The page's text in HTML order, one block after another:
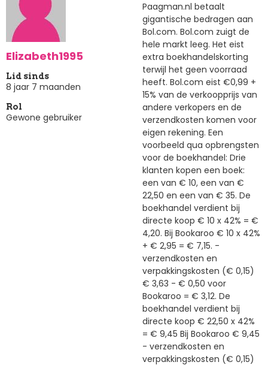
Elizabeth1995
Lid sinds
8 jaar 7 maanden
Rol
Gewone gebruiker
Paagman.nl betaalt
gigantische bedragen aan
Bol.com. Bol.com zuigt de
hele markt leeg. Het eist
extra boekhandelskorting
terwijl het geen voorraad
heeft. Bol.com eist €0,99 +
15% van de verkoopprijs van
andere verkopers en de
verzendkosten komen voor
eigen rekening. Een
voorbeeld qua opbrengsten
voor de boekhandel: Drie
klanten kopen een boek:
een van € 10, een van €
22,50 en een van € 35. De
boekhandel verdient bij
directe koop € 10 x 42% = €
4,20. Bij Bookaroo € 10 x 42%
+ € 2,95 = € 7,15. -
verzendkosten en
verpakkingskosten (€ 0,15)
€ 3,63 - € 0,50 voor
Bookaroo = € 3,12. De
boekhandel verdient bij
directe koop € 22,50 x 42%
= € 9,45 Bij Bookaroo € 9,45
- verzendkosten en
verpakkingskosten (€ 0,15)